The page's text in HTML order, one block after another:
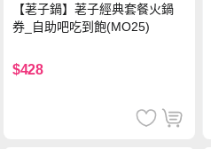
【荖子鍋】荖子經典套餐火鍋
券_自助吧吃到飽(MO25)
$428